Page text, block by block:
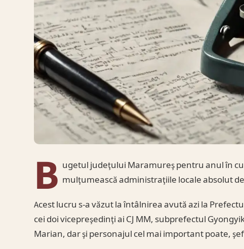
B ugetul judeţului Maramureş pentru anul în
mulţumească administraţiile locale absolut
Acest lucru s-a văzut la întâlnirea avută azi la
cei doi vicepreşedinţi ai CJ MM, subprefectul
Marian, dar şi personajul cel mai important poate,